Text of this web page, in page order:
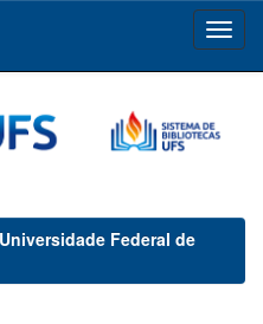
Federal de